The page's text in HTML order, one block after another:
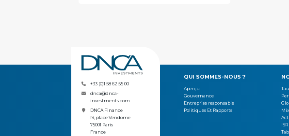
+33 (0)1 58 62 55 00
dnca@dnca-
investments.com
DNCA Finance
19, place Vendôme
75001 Paris
France
QUI SOMMES-NOUS ?
Aperçu
Gouvernance
Entreprise responsable
Politiques Et Rapports
ISR